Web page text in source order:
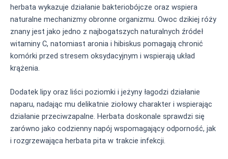
herbata wykazuje działanie bakteriobójcze oraz wspiera
naturalne mechanizmy obronne organizmu. Owoc dzikiej róży
znany jest jako jedno z najbogatszych naturalnych źródeł
witaminy C, natomiast aronia i hibiskus pomagają chronić
komórki przed stresem oksydacyjnym i wspierają układ
krążenia.
Dodatek lipy oraz liści poziomki i jeżyny łagodzi działanie
naparu, nadając mu delikatnie ziołowy charakter i wspierając
działanie przeciwzapalne. Herbata doskonale sprawdzi się
zarówno jako codzienny napój wspomagający odporność, jak
i rozgrzewająca herbata pita w trakcie infekcji.